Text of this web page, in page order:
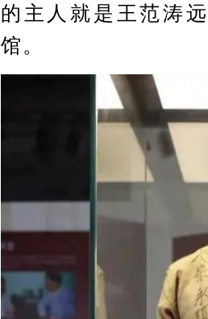
的主人就是王范涛
馆。